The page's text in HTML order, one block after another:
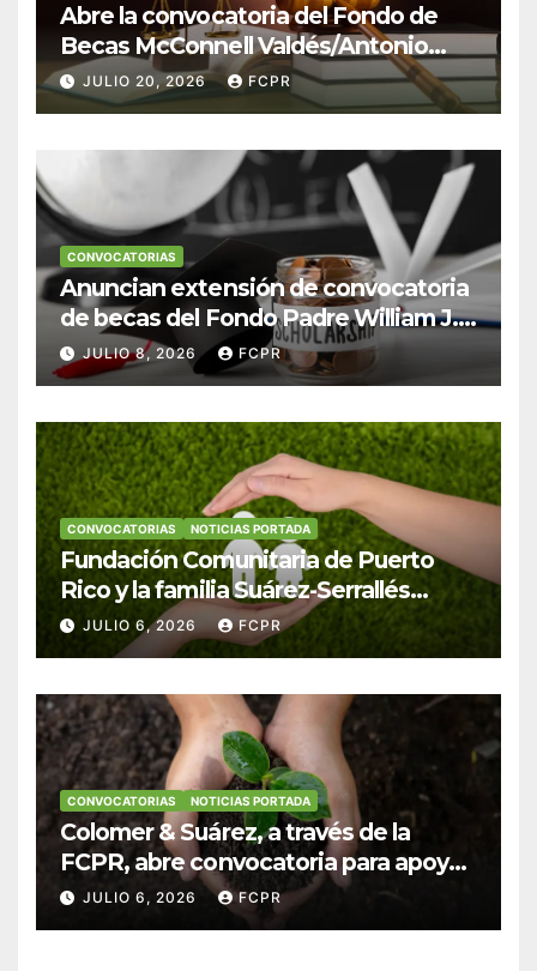
Abre la convocatoria del Fondo de
Becas McConnell Valdés/Antonio
Escudero Viera para estudiantes de
Derecho en Puerto Rico
JULIO 20, 2026 FCPR
CONVOCATORIAS
Anuncian extensión de convocatoria
de becas del Fondo Padre William J.
Hendricks, SJ para estudiantes del
Colegio San Ignacio
JULIO 8, 2026 FCPR
CONVOCATORIAS NOTICIAS PORTADA
Fundación Comunitaria de Puerto
Rico y la familia Suárez-Serrallés
anuncian convocatoria para
fortalecer hogares y albergues
JULIO 6, 2026 FCPR
CONVOCATORIAS NOTICIAS PORTADA
Colomer & Suárez, a través de la
FCPR, abre convocatoria para apoyar
proyectos de seguridad alimentaria
JULIO 6, 2026 FCPR